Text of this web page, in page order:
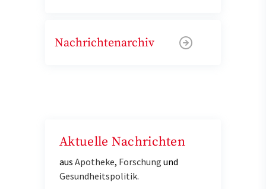
Nachrichtenarchiv
Aktuelle Nachrichten
aus Apotheke, Forschung und
Gesundheitspolitik.